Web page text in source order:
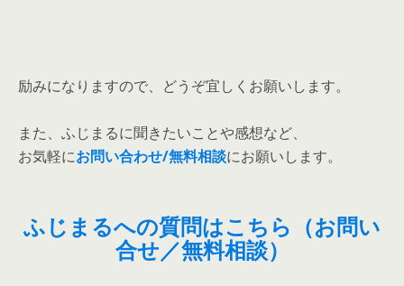
励みになりますので、どうぞ宜しくお願いします。
また、ふじまるに聞きたいことや感想など、
お気軽にお問い合わせ/無料相談にお願いします。
ふじまるへの質問はこちら（お問い
合せ／無料相談）